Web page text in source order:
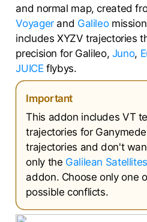
and normal map, created
Voyagerand Galileo
includes XYZV trajectories
precision for Galileo, Juno,
JUICE flybys.
Important
This addon includes VT
trajectories for
trajectories and don't
only the Galilean
addon. Choose only one
possible conflicts.